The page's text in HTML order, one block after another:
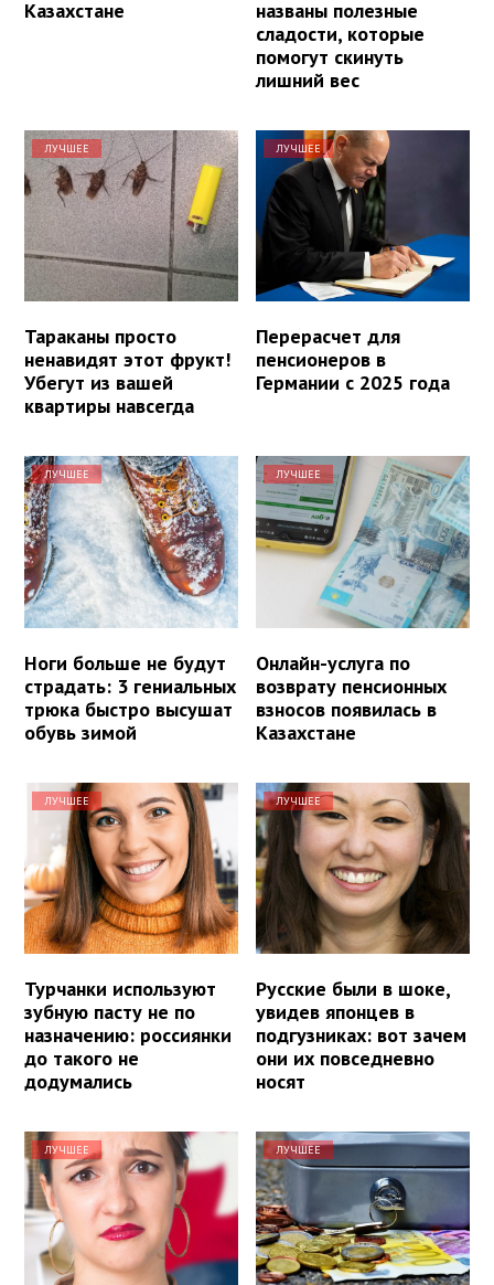
Казахстане
названы полезные
сладости, которые
помогут скинуть
лишний вес
ЛУЧШЕЕ
Тараканы просто
ненавидят этот фрукт!
Убегут из вашей
квартиры навсегда
ЛУЧШЕЕ
Перерасчет для
пенсионеров в
Германии с 2025 года
ЛУЧШЕЕ
Ноги больше не будут
страдать: 3 гениальных
трюка быстро высушат
обувь зимой
ЛУЧШЕЕ
Онлайн-услуга по
возврату пенсионных
взносов появилась в
Казахстане
ЛУЧШЕЕ
Турчанки используют
зубную пасту не по
назначению: россиянки
до такого не
додумались
ЛУЧШЕЕ
Русские были в шоке,
увидев японцев в
подгузниках: вот зачем
они их повседневно
носят
ЛУЧШЕЕ ЛУЧШЕЕ